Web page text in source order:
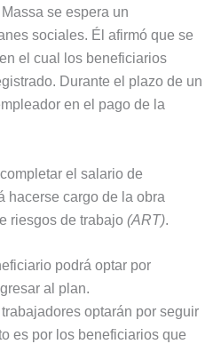
se espera un
sociales. Él afirmó que se
el cual los beneficiarios
Durante el plazo de un
en el pago de la
el salario de
hacerse cargo de la obra
riesgos de trabajo (ART).
podrá optar por
al plan.
optarán por seguir
es por los beneficiarios que